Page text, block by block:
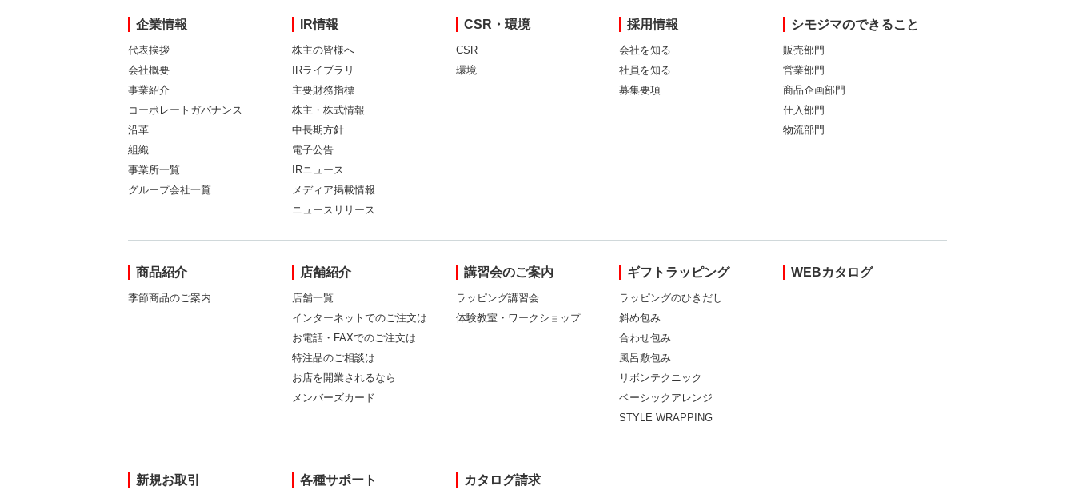
企業情報
代表挨拶
会社概要
事業紹介
コーポレートガバナンス
沿革
組織
事業所一覧
グループ会社一覧
IR情報
株主の皆様へ
IRライブラリ
主要財務指標
株主・株式情報
中長期方針
電子公告
IRニュース
メディア掲載情報
ニュースリリース
CSR・環境
CSR
環境
採用情報
会社を知る
社員を知る
募集要項
シモジマのできること
販売部門
営業部門
商品企画部門
仕入部門
物流部門
商品紹介
季節商品のご案内
店舗紹介
店舗一覧
インターネットでのご注文は
お電話・FAXでのご注文は
特注品のご相談は
お店を開業されるなら
メンバーズカード
講習会のご案内
ラッピング講習会
体験教室・ワークショップ
ギフトラッピング
ラッピングのひきだし
斜め包み
合わせ包み
風呂敷包み
リボンテクニック
ベーシックアレンジ
STYLE WRAPPING
WEBカタログ
新規お取引 各種サポート カタログ請求